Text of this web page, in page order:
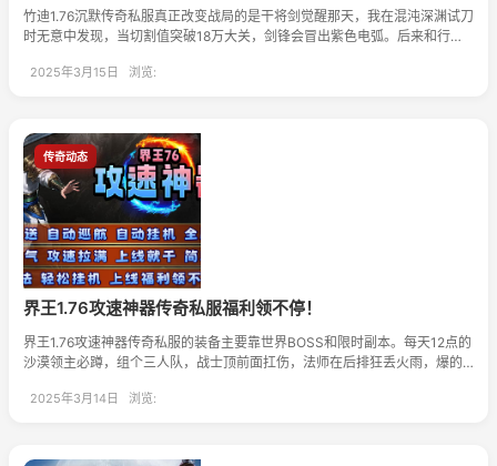
竹迪1.76沉默传奇私服真正改变战局的是干将剑觉醒那天，我在混沌深渊试刀
时无意中发现，当切割值突破18万大关，剑锋会冒出紫色电弧。后来和行会
黑魔龙就像切豆腐。
2025年3月15日 浏览:
传奇动态
界王1.76攻速神器传奇私服福利领不停！
界王1.76攻速神器传奇私服的装备主要靠世界BOSS和限时副本。每天12点的
沙漠领主必蹲，组个三人队，战士顶前面扛伤，法师在后排狂丢火雨，爆的
2025年3月14日 浏览: